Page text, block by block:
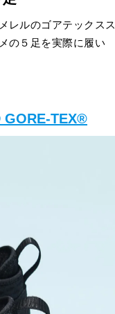
レルのゴアテックスス
の５足を実際に履い
GORE-TEX®